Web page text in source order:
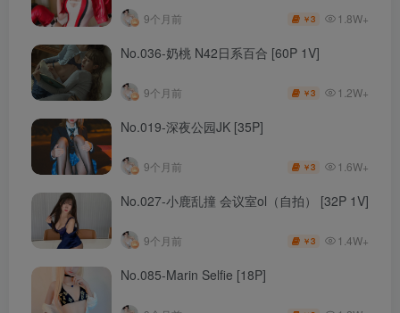
9个月前 ￥3 1.8W+
No.036-奶桃 N42日系百合 [60P 1V]
9个月前 ￥3 1.2W+
No.019-深夜公园JK [35P]
9个月前 ￥3 1.6W+
No.027-小鹿乱撞 会议室ol（自拍） [32P 1V]
9个月前 ￥3 1.4W+
No.085-Marin Selfie [18P]